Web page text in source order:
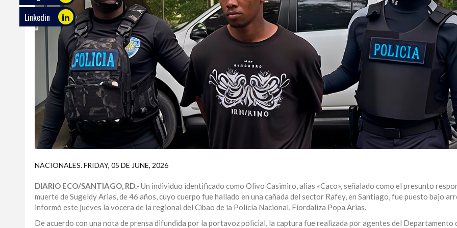
ECO
INVESTIGACIÓN
PROVINCIAS
NACIONAL
SANTO
DOMINGO
SANTIAGO
JUAN
Linkedin
NACIONALES.FRIDAY, 05 DE JUNE, 2026
DIARIO ECO/SANTIAGO, RD.- Un individuo identificado como Olivo Casimiro, alias «Caco», señalado como el presunto
muerte de Sugeldy Arias, de 46 años, cuyo cuerpo fue hallado en una cañada del sector Rafey, en Santiago, fue puesto bajo
informó este jueves la vocera de la regional del Cibao de la Policía Nacional, Fiordaliza Popa Arias.
De acuerdo con una nota de prensa difundida por la portavoz policial, la captura fue realizada por agentes del Departamento